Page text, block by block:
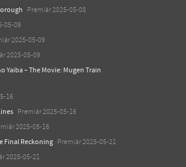
Premiär 2025-05-08
05-09
2025-05-09
2025-05-09
Yaiba – The Movie: Mugen Train
16
Premiär 2025-05-16
2025-05-16
Final Reckoning Premiär 2025-05-21
2025-05-21